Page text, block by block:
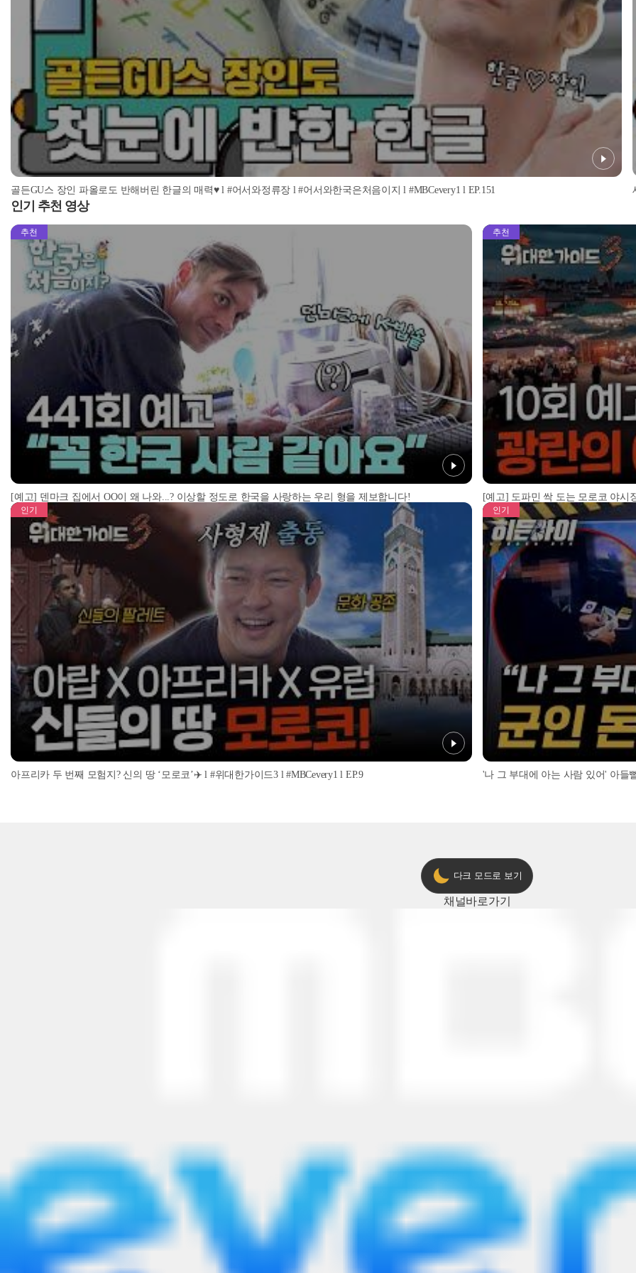
골든GU스 장인 파올로도 반해버린 한글의 매력♥ l #어서와정류장 l #어서와한국은처음이지 l #MBCevery1 l EP.151
인기 추천 영상
추천
[예고] 덴마크 집에서 OO이 왜 나와...? 이상할 정도로 한국을 사랑하는 우리 형을 제보합니다!
추천
[예고] 도파민 싹 도는 모로코 야시
인기
아프리카 두 번째 모험지? 신의 땅 ‘모로코’✈️ l #위대한가이드3 l #MBCevery1 l EP.9
인기
'나 그 부대에 아는 사람 있어' 아들
다크 모드로 보기
채널바로가기